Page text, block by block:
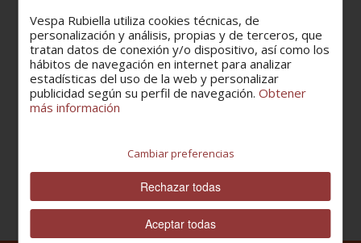
CATEGORÍA:
Volante magnético - stator
Cantidad
Vespa Rubiella utiliza cookies técnicas, de
personalización y análisis, propias y de terceros, que
tratan datos de conexión y/o dispositivo, así como los
hábitos de navegación en internet para analizar
estadísticas del uso de la web y personalizar
publicidad según su perfil de navegación.Obtener
más información
Cambiar preferencias
Rechazar todas
Aceptar todas